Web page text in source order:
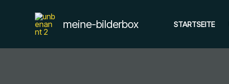
meine-bilderbox STARTSEITE